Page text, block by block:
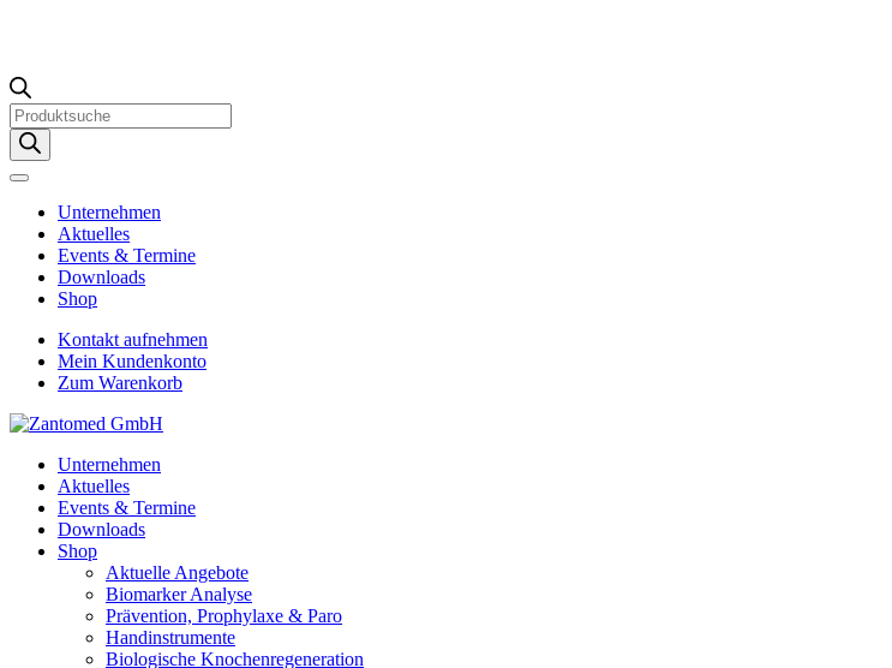
Products
search
Unternehmen
Aktuelles
Events & Termine
Downloads
Shop
Kontakt aufnehmen
Mein Kundenkonto
Zum Warenkorb
Unternehmen
Aktuelles
Events & Termine
Downloads
Shop
Aktuelle Angebote
Biomarker Analyse
Prävention, Prophylaxe & Paro
Handinstrumente
Biologische Knochenregeneration